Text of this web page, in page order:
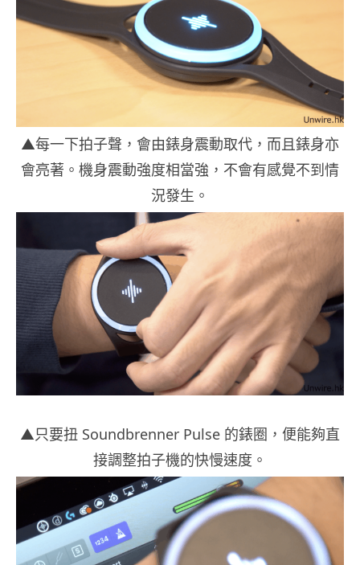
▲每一下拍子聲，會由錶身震動取代，而且錶身亦
會亮著。機身震動強度相當強，不會有感覺不到情
況發生。
▲只要扭 Soundbrenner Pulse 的錶圈，便能夠直
接調整拍子機的快慢速度。